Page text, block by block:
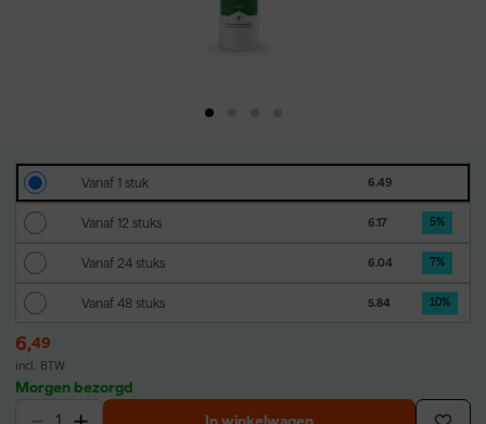
Vanaf 1 stuk 6.49
Vanaf 12 stuks 6.17 5%
Vanaf 24 stuks 6.04 7%
Vanaf 48 stuks 5.84 10%
6,49
incl. BTW
Morgen bezorgd